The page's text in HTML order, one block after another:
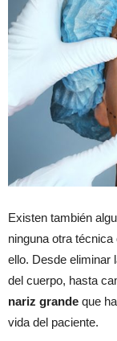
Existen también
ninguna otra
ello. Desde eliminar
del cuerpo, hasta
nariz grande que
vida del paciente.